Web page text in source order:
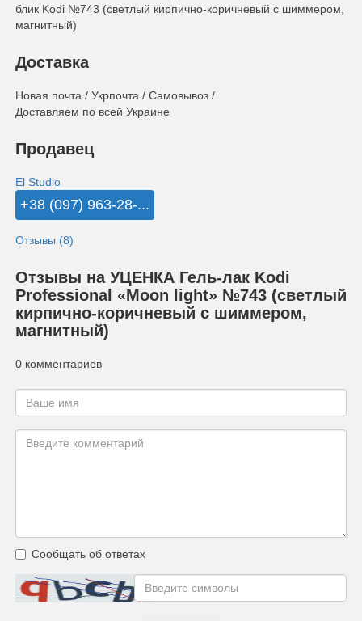
блик Kodi №743 (светлый кирпично-коричневый с шиммером,
магнитный)
Доставка
Новая почта / Укрпочта / Самовывоз /
Доставляем по всей Украине
Продавец
El Studio
+38 (097) 963-28-...
Отзывы (8)
Отзывы на УЦЕНКА Гель-лак Kodi
Professional «Moon light» №743 (светлый
кирпично-коричневый с шиммером,
магнитный)
0 комментариев
Сообщать об ответах